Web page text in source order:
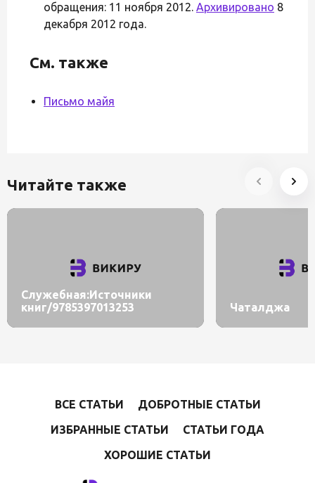
обращения: 11 ноября 2012. Архивировано 8
декабря 2012 года.
См. также
Письмо майя
Читайте также
Служебная:Источники
книг/9785397013253
Чаталджа
ВСЕ СТАТЬИ
ДОБРОТНЫЕ СТАТЬИ
ИЗБРАННЫЕ СТАТЬИ
СТАТЬИ ГОДА
ХОРОШИЕ СТАТЬИ